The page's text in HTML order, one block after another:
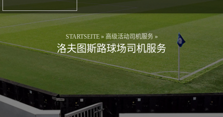
STARTSEITE» 高级活动司机服务»
洛夫图斯路球场司机服务